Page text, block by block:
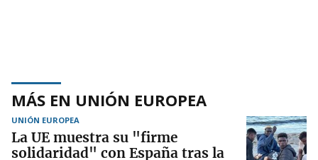
MÁS EN UNIÓN EUROPEA
UNIÓN EUROPEA
La UE muestra su "firme
solidaridad" con España tras la